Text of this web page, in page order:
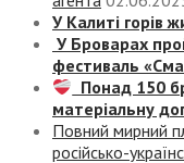
У Калиті горів
У Броварах
фестиваль
Понад 150
матеріальну
Повний мирний
російсько-